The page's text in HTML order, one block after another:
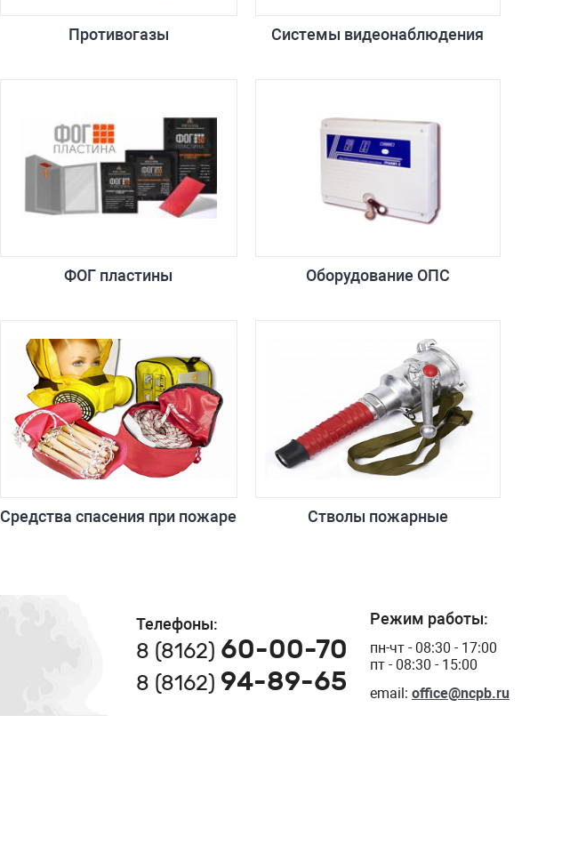
Противогазы Системы видеонаблюдения
ФОГ пластины Оборудование ОПС
Средства спасения при пожаре Стволы пожарные
Телефоны:
8 (8162) 60-00-70
8 (8162) 94-89-65
Режим работы:
пн-чт - 08:30 - 17:00
пт - 08:30 - 15:00
email: office@ncpb.ru